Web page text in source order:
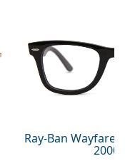
Ray-Ban Wayfarer
2000